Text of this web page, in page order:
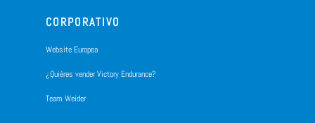
CORPORATIVO
Website Europea
¿Quiéres vender Victory Endurance?
Team Weider